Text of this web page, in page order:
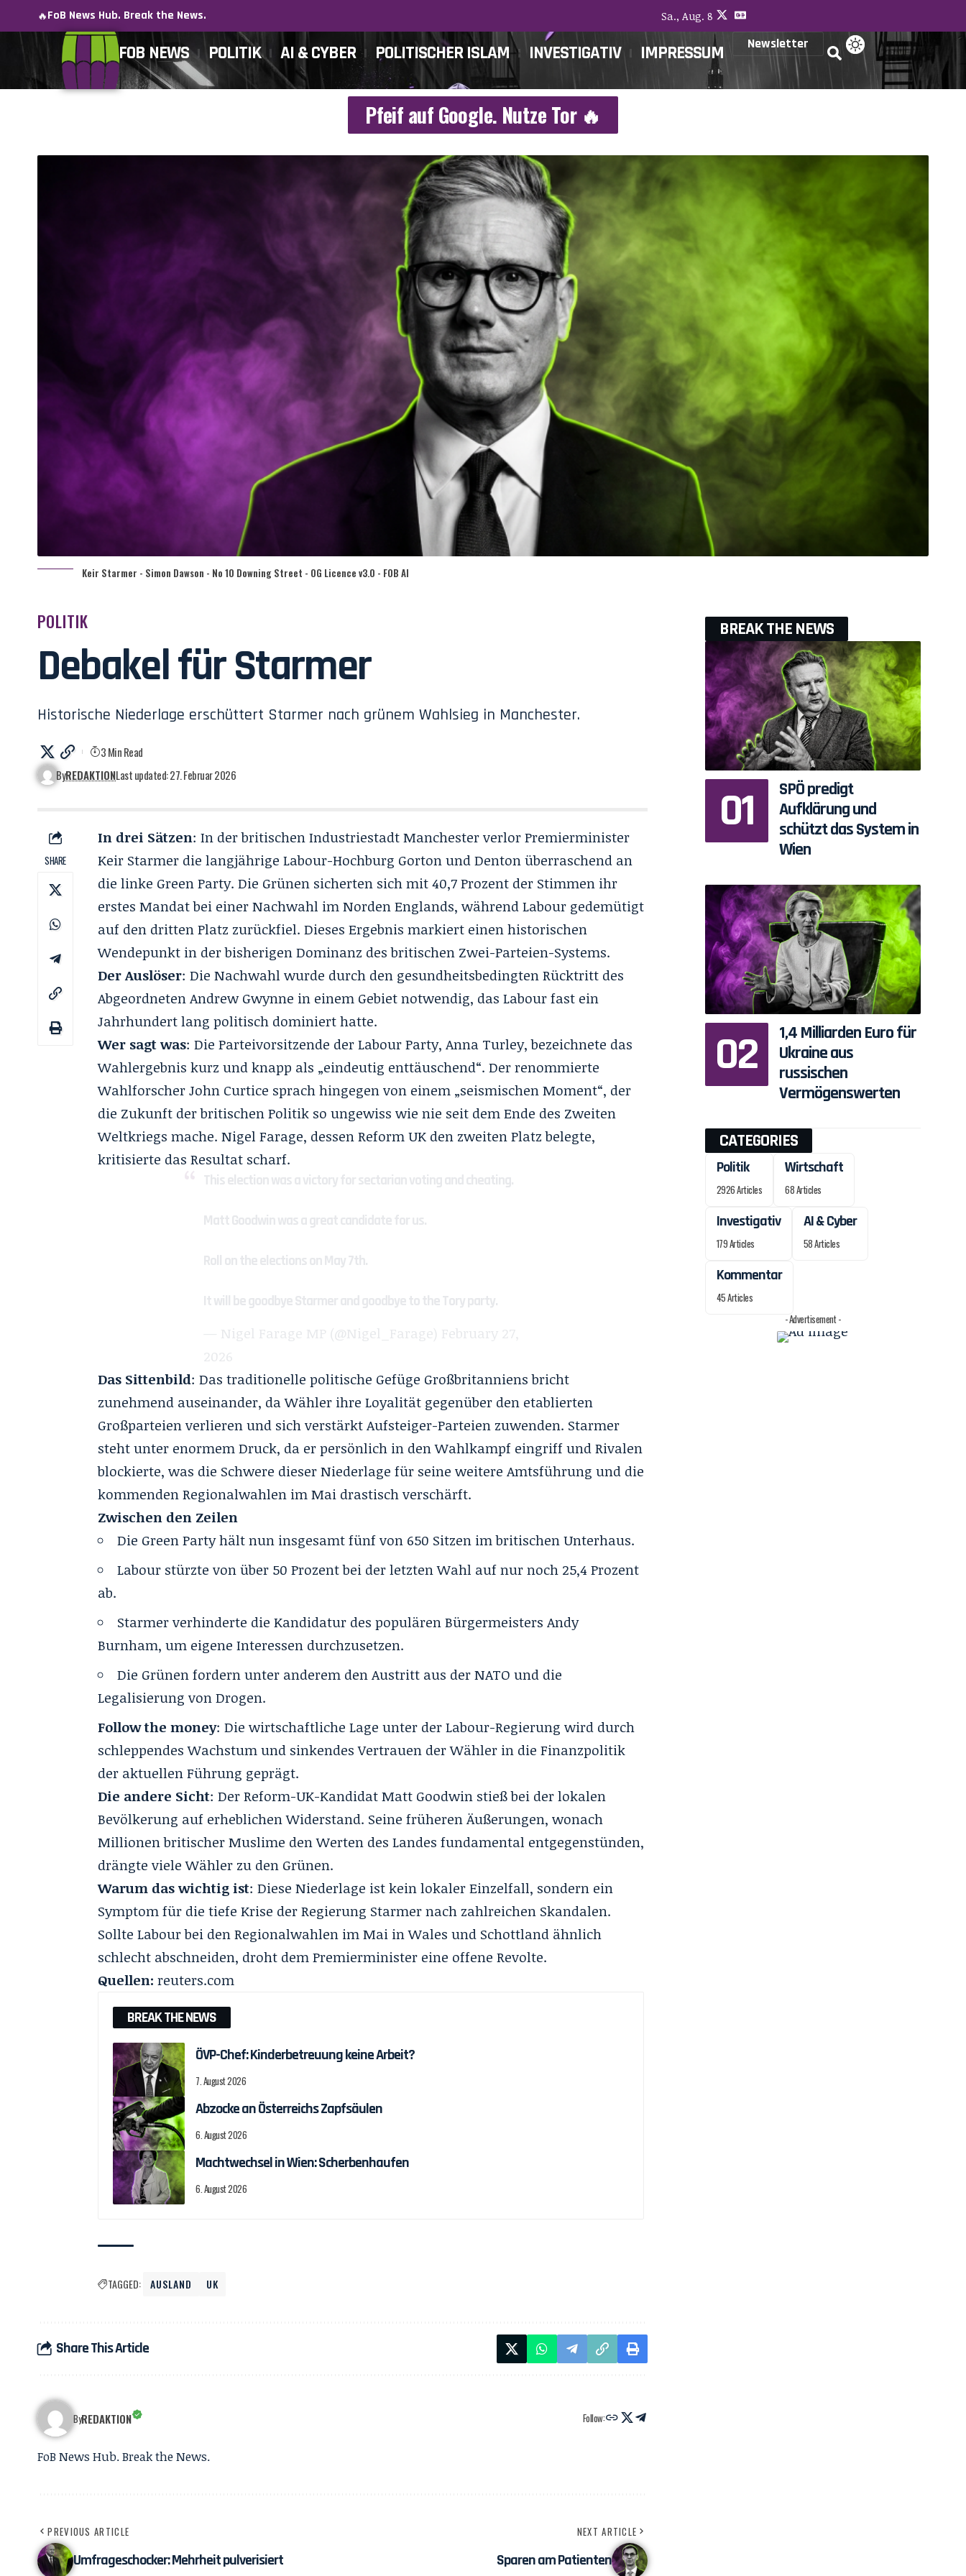
🔥FoB News Hub. Break the News. Sa., Aug. 8
FOB NEWS POLITIK AI & CYBER POLITISCHER ISLAM INVESTIGATIV IMPRESSUM Newsletter
Pfeif auf Google. Nutze Tor 🔥
Keir Starmer - Simon Dawson - No 10 Downing Street - OG Licence v3.0 - FOB AI
POLITIK
Debakel für Starmer
Historische Niederlage erschüttert Starmer nach grünem Wahlsieg in Manchester.
ByREDAKTIONLast updated: 27. Februar 2026
3 Min Read
SHARE
In drei Sätzen: In der britischen Industriestadt Manchester verlor Premierminister
Keir Starmer die langjährige Labour-Hochburg Gorton und Denton überraschend an
die linke Green Party. Die Grünen sicherten sich mit 40,7 Prozent der Stimmen ihr
erstes Mandat bei einer Nachwahl im Norden Englands, während Labour gedemütigt
auf den dritten Platz zurückfiel. Dieses Ergebnis markiert einen historischen
Wendepunkt in der bisherigen Dominanz des britischen Zwei-Parteien-Systems.
Der Auslöser: Die Nachwahl wurde durch den gesundheitsbedingten Rücktritt des
Abgeordneten Andrew Gwynne in einem Gebiet notwendig, das Labour fast ein
Jahrhundert lang politisch dominiert hatte.
Wer sagt was: Die Parteivorsitzende der Labour Party, Anna Turley, bezeichnete das
Wahlergebnis kurz und knapp als „eindeutig enttäuschend“. Der renommierte
Wahlforscher John Curtice sprach hingegen von einem „seismischen Moment“, der
die Zukunft der britischen Politik so ungewiss wie nie seit dem Ende des Zweiten
Weltkriegs mache. Nigel Farage, dessen Reform UK den zweiten Platz belegte,
kritisierte das Resultat scharf.
This election was a victory for sectarian voting and cheating.
Matt Goodwin was a great candidate for us.
Roll on the elections on May 7th.
It will be goodbye Starmer and goodbye to the Tory party.
— Nigel Farage MP (@Nigel_Farage) February 27,
2026
Das Sittenbild: Das traditionelle politische Gefüge Großbritanniens bricht
zunehmend auseinander, da Wähler ihre Loyalität gegenüber den etablierten
Großparteien verlieren und sich verstärkt Aufsteiger-Parteien zuwenden. Starmer
steht unter enormem Druck, da er persönlich in den Wahlkampf eingriff und Rivalen
blockierte, was die Schwere dieser Niederlage für seine weitere Amtsführung und die
kommenden Regionalwahlen im Mai drastisch verschärft.
Zwischen den Zeilen
Die Green Party hält nun insgesamt fünf von 650 Sitzen im britischen Unterhaus.
Labour stürzte von über 50 Prozent bei der letzten Wahl auf nur noch 25,4 Prozent
ab.
Starmer verhinderte die Kandidatur des populären Bürgermeisters Andy
Burnham, um eigene Interessen durchzusetzen.
Die Grünen fordern unter anderem den Austritt aus der NATO und die
Legalisierung von Drogen.
Follow the money: Die wirtschaftliche Lage unter der Labour-Regierung wird durch
schleppendes Wachstum und sinkendes Vertrauen der Wähler in die Finanzpolitik
der aktuellen Führung geprägt.
Die andere Sicht: Der Reform-UK-Kandidat Matt Goodwin stieß bei der lokalen
Bevölkerung auf erheblichen Widerstand. Seine früheren Äußerungen, wonach
Millionen britischer Muslime den Werten des Landes fundamental entgegenstünden,
drängte viele Wähler zu den Grünen.
Warum das wichtig ist: Diese Niederlage ist kein lokaler Einzelfall, sondern ein
Symptom für die tiefe Krise der Regierung Starmer nach zahlreichen Skandalen.
Sollte Labour bei den Regionalwahlen im Mai in Wales und Schottland ähnlich
schlecht abschneiden, droht dem Premierminister eine offene Revolte.
Quellen: reuters.com
BREAK THE NEWS
ÖVP-Chef: Kinderbetreuung keine Arbeit?
7. August 2026
Abzocke an Österreichs Zapfsäulen
6. August 2026
Machtwechsel in Wien: Scherbenhaufen
6. August 2026
TAGGED: AUSLAND UK
Share This Article
ByREDAKTION Follow:
FoB News Hub. Break the News.
PREVIOUS ARTICLE
Umfrageschocker: Mehrheit pulverisiert
NEXT ARTICLE
Sparen am Patienten
BREAK THE NEWS
SPÖ predigt
Aufklärung und
schützt das System in
Wien
1,4 Milliarden Euro für
Ukraine aus
russischen
Vermögenswerten
CATEGORIES
Politik
2926 Articles
Wirtschaft
68 Articles
Investigativ
179 Articles
AI & Cyber
58 Articles
Kommentar
45 Articles
- Advertisement -